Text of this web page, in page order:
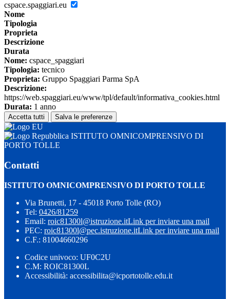
cspace.spaggiari.eu
Nome
Tipologia
Proprieta
Descrizione
Durata
Nome: cspace_spaggiari
Tipologia: tecnico
Proprieta: Gruppo Spaggiari Parma SpA
Descrizione:
https://web.spaggiari.eu/www/tpl/default/informativa_cookies.html
Durata: 1 anno
Accetta tutti Salva le preferenze
ISTITUTO OMNICOMPRENSIVO DI
PORTO TOLLE
Contatti
ISTITUTO OMNICOMPRENSIVO DI PORTO TOLLE
Via Brunetti, 17 - 45018 Porto Tolle (RO)
Tel: 0426/81259
Email: roic81300l@istruzione.itLink per inviare una mail
PEC: roic81300l@pec.istruzione.itLink per inviare una mail
C.F.: 81004660296
Codice univoco: UF0C2U
C.M: ROIC81300L
Accessibilità: accessibilita@icportotolle.edu.it